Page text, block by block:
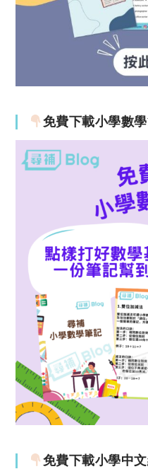
免費下載小學數
免費下載小學中